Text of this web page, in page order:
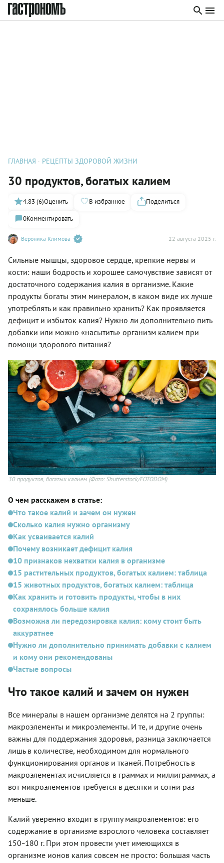
ГЛАВНАЯ РЕЦЕПТЫ ЗДОРОВОЙ ЖИЗНИ
30 продуктов, богатых калием
Вероника Климова 22 августа 2025 г.
4.83 (6)Оценить В избранное
Поделиться
0Комментировать
Сильные мышцы, здоровое сердце, крепкие нервы и
кости: наши бодрость и хорошее самочувствие зависят от
достаточного содержания калия в организме. Какие
продукты богаты этим минералом, в каком виде их лучше
употреблять и как правильно хранить? Как проявляется
дефицит и избыток калия? Нужно ли дополнительно пить
добавки или можно «насытить» организм калием при
помощи здорового питания?
30 продуктов, богатых калием (Фото: Shutterstock/FOTODOM)
О чем расскажем в статье:
Что такое калий и зачем он нужен
Сколько калия нужно организму
Как усваивается калий
Почему возникает дефицит калия
10 признаков нехватки калия в организме
15 растительных продуктов, богатых калием: таблица
15 животных продуктов, богатых калием: таблица
Как хранить и готовить продукты, чтобы в них
сохранялось больше калия
Возможна ли передозировка калия: кому стоит быть
аккуратнее
Нужно ли дополнительно принимать добавки с калием
и кому они рекомендованы
Частые вопросы
Что такое калий и зачем он нужен
Все минералы в нашем организме делятся на 2 группы:
макроэлементы и микроэлементы. И те, и другие очень
важны для поддержания здоровья, разница заключается
лишь в количестве, необходимом для нормального
функционирования органов и тканей. Потребность в
макроэлементах исчисляется в граммах и миллиграммах, а
вот микроэлементов требуется в десятки и сотни раз
меньше.
Калий уверенно входит в группу макроэлементов: его
содержание в организме взрослого человека составляет
150–180 г. При этом провести учет имеющихся в
организме ионов калия совсем не просто: большая часть